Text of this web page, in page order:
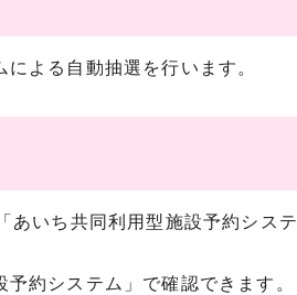
よる自動抽選を行います。
いち共同利用型施設予約シス
予約システム」で確認できます